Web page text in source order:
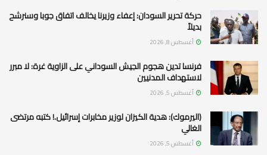
حركة تحرير السودان: إعفاء وزيرنا يخالف اتفاق جوبا وسنرشح
بديلاً
أغسطس 8, 2026
فرنسا تدين هجوم الجيش السوداني على الزاوية غرة: لا مبرر
لاستهداف المدنيين
أغسطس 5, 2026
(اليرموك): هدية الكيزان لوزير مخابرات إسرائيل.! كتبه مرتضى
الغالي
أغسطس 5, 2026